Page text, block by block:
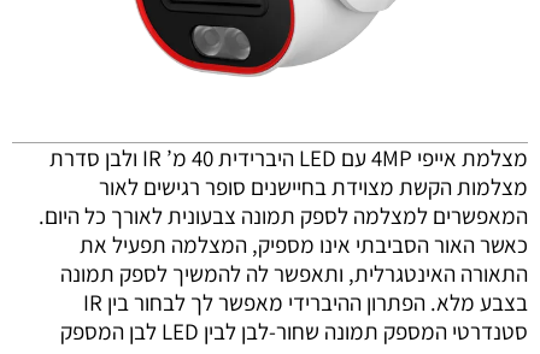
מצלמת אייפי 4MP עם LED
היברידית 40 מ’ IR ולבן סדרת
מצלמות הקשת מצוידת בחיישנים סופר רגישים לאור
המאפשרים למצלמה לספק תמונה צבעונית לאורך כל היום.
כאשר האור הסביבתי אינו מספיק, המצלמה תפעיל את
התאורה האינטגרלית, ותאפשר לה להמשיך לספק תמונה
בצבע מלא. הפתרון ההיברידי מאפשר לך לבחור בין IR
סטנדרטי המספק תמונה שחור-לבן לבין LED לבן המספק